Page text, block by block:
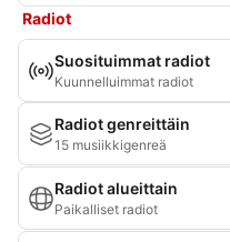
Radiot
Suosituimmat radiot
Kuunnelluimmat radiot
Radiot genreittäin
15 musiikkigenreä
Radiot alueittain
Paikalliset radiot